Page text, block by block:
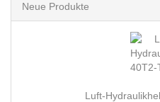
Neue Produkte
Luft-